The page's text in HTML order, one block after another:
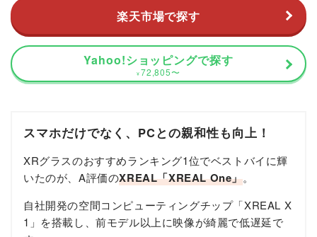
楽天市場で探す
Yahoo!ショッピングで探す
¥ 72,805〜
スマホだけでなく、PCとの親和性も向上！
XRグラスのおすすめランキング1位でベストバイに輝
いたのが、A評価のXREAL「XREAL One」。
自社開発の空間コンピューティングチップ「XREAL X
1」を搭載し、前モデル以上に映像が綺麗で低遅延で